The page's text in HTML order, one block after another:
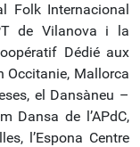
Folk Internacional
de Vilanova i la
Dédié aux
Occitanie, Mallorca
el Dansàneu –
Dansa de l’APdC,
l’Espona Centre